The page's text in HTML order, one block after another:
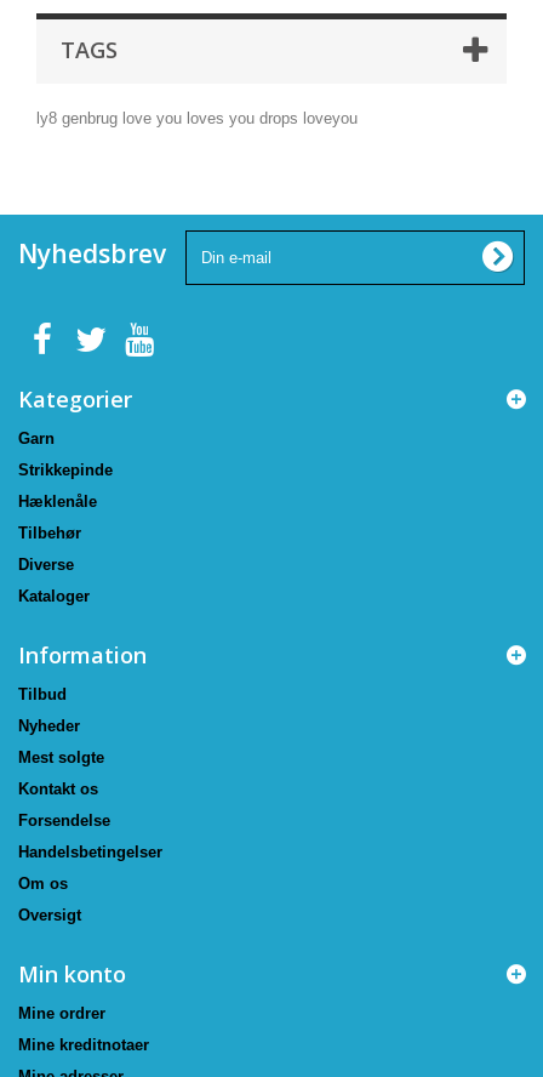
TAGS
ly8 genbrug love you loves you drops loveyou
Nyhedsbrev
Kategorier
Garn
Strikkepinde
Hæklenåle
Tilbehør
Diverse
Kataloger
Information
Tilbud
Nyheder
Mest solgte
Kontakt os
Forsendelse
Handelsbetingelser
Om os
Oversigt
Min konto
Mine ordrer
Mine kreditnotaer